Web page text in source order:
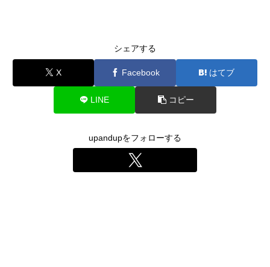
シェアする
X Facebook はてブ
LINE コピー
upandupをフォローする